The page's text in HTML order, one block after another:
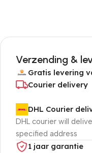
Verzending &
Gratis levering
Courier delivery
DHL Courier
DHL courier will
specified address
1 jaar garantie